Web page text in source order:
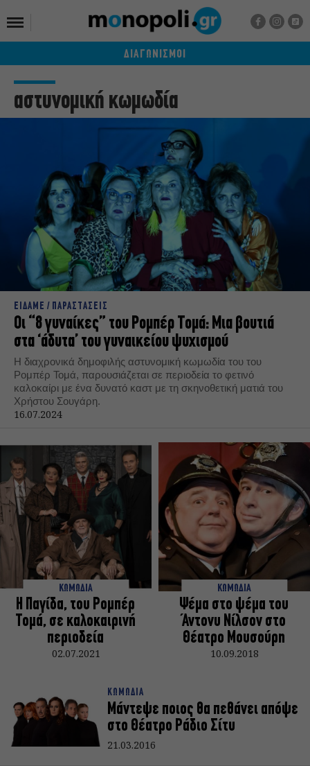
ΔΙΑΓΩΝΙΣΜΟΙ
αστυνομική κωμωδία
ΕΙΔΑΜΕ / ΠΑΡΑΣΤΑΣΕΙΣ
Οι “8 γυναίκες” του Ρομπέρ Τομά: Μια βουτιά
στα ‘άδυτα’ του γυναικείου ψυχισμού
Η διαχρονικά δημοφιλής αστυνομική κωμωδία του του
Ρομπέρ Τομά, παρουσιάζεται σε περιοδεία το φετινό
καλοκαίρι με ένα δυνατό καστ με τη σκηνοθετική ματιά του
Χρήστου Σουγάρη.
16.07.2024
ΚΩΜΩΔΙΑ
Η Παγίδα, του Ρομπέρ
Τομά, σε καλοκαιρινή
περιοδεία
02.07.2021
ΚΩΜΩΔΙΑ
Ψέμα στο ψέμα του
Άντονυ Νίλσον στο
Θέατρο Μουσούρη
10.09.2018
ΚΩΜΩΔΙΑ
Μάντεψε ποιος θα πεθάνει απόψε
στο Θέατρο Ράδιο Σίτυ
21.03.2016